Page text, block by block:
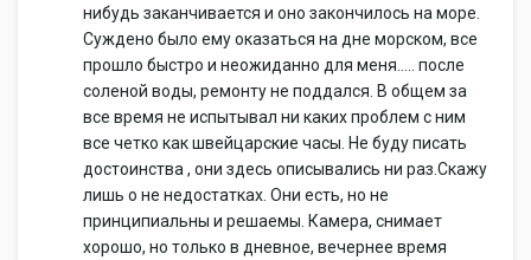
нибудь заканчивается и оно закончилось на море.
Суждено было ему оказаться на дне морском, все
прошло быстро и неожиданно для меня..... после
соленой воды, ремонту не поддался. В общем за
все время не испытывал ни каких проблем с ним
все четко как швейцарские часы. Не буду писать
достоинства , они здесь описывались ни раз.Скажу
лишь о не недостатках. Они есть, но не
принципиальны и решаемы. Камера, снимает
хорошо, но только в дневное, вечернее время